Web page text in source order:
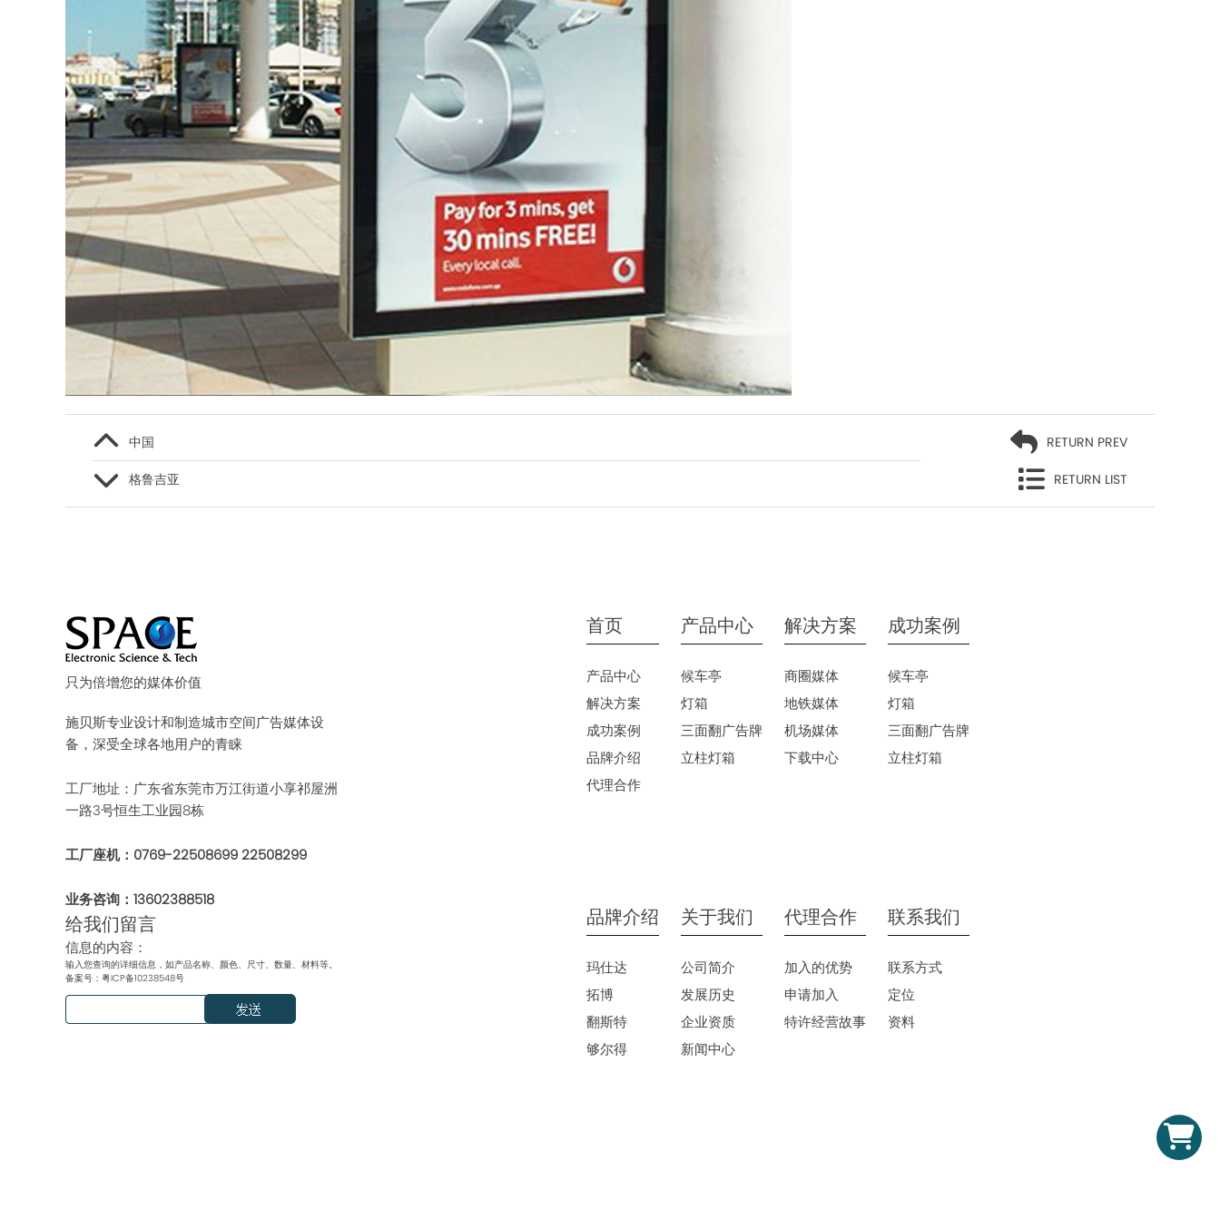
中国
RETURN LIST
格鲁吉亚
RETURN PREV
只为倍增您的媒体价值
施贝斯专业设计和制造城市空间广告媒体设
备，深受全球各地用户的青睐
工厂地址：广东省东莞市万江街道小享祁屋洲
一路3号恒生工业园8栋
工厂座机：0769-22508699 22508299
业务咨询：13602388518
给我们留言
信息的内容：
输入您查询的详细信息，如产品名称、颜色、尺寸、数量、材料等。
备案号： 粤ICP备10238548号
首页
产品中心
解决方案
成功案例
品牌介绍
代理合作
产品中心
候车亭
灯箱
三面翻广告牌
立柱灯箱
解决方案
商圈媒体
地铁媒体
机场媒体
下载中心
成功案例
候车亭
灯箱
三面翻广告牌
立柱灯箱
品牌介绍
玛仕达
拓博
翻斯特
够尔得
关于我们
公司简介
发展历史
企业资质
新闻中心
代理合作
加入的优势
申请加入
特许经营故事
联系我们
联系方式
定位
资料